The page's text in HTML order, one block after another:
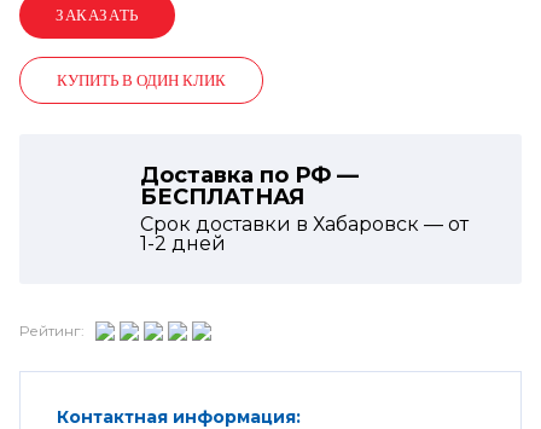
КУПИТЬ В ОДИН КЛИК
Доставка по РФ —
БЕСПЛАТНАЯ
Срок доставки в Хабаровск — от
1-2 дней
Рейтинг:
Контактная информация: